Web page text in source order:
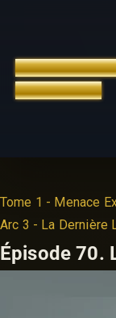
TREK
FRANÇAISE
Tome 1 - Menace
Arc 3 - La Dernière
Épisode 70.